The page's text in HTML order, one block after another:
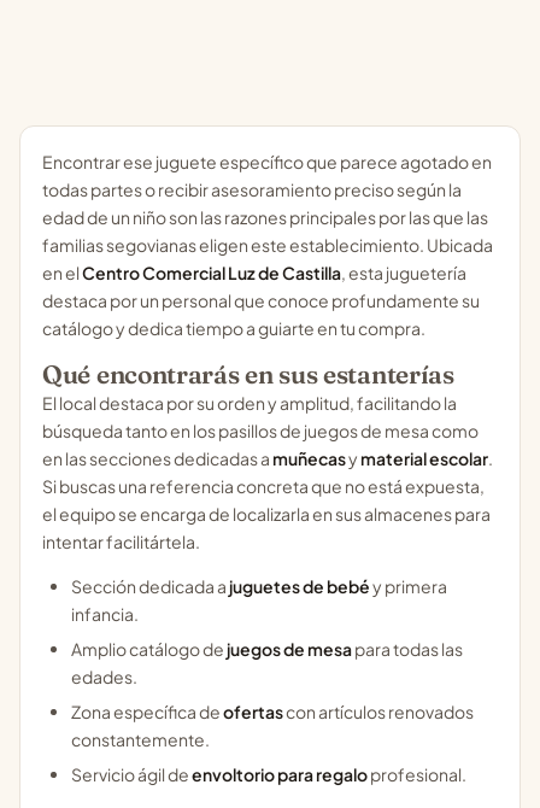
Encontrar ese juguete específico que parece agotado en
todas partes o recibir asesoramiento preciso según la
edad de un niño son las razones principales por las que las
familias segovianas eligen este establecimiento. Ubicada
en elCentro Comercial Luz de Castilla, esta juguetería
destaca por un personal que conoce profundamente su
catálogo y dedica tiempo a guiarte en tu compra.
Qué encontrarás en sus estanterías
El local destaca por su orden y amplitud, facilitando la
búsqueda tanto en los pasillos de juegos de mesa como
en las secciones dedicadas a muñecasy material escolar.
Si buscas una referencia concreta que no está expuesta,
el equipo se encarga de localizarla en sus almacenes para
intentar facilitártela.
Sección dedicada a juguetes de bebéy primera
infancia.
Amplio catálogo de juegos de mesapara todas las
edades.
Zona específica deofertascon artículos renovados
constantemente.
Servicio ágil deenvoltorio para regaloprofesional.